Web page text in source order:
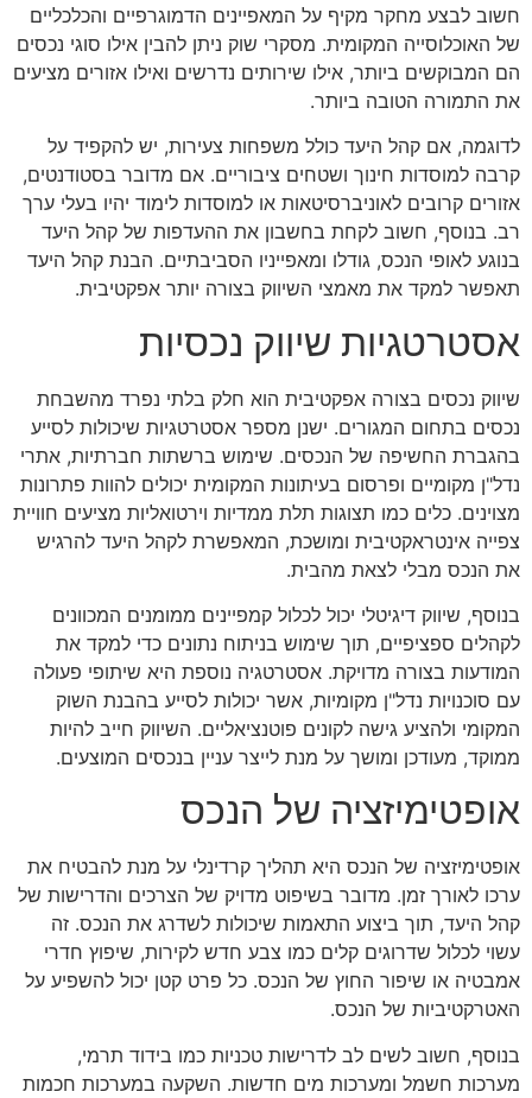
חשוב לבצע מחקר מקיף על המאפיינים הדמוגרפיים והכלכליים
של האוכלוסייה המקומית. מסקרי שוק ניתן להבין אילו סוגי נכסים
הם המבוקשים ביותר, אילו שירותים נדרשים ואילו אזורים מציעים
את התמורה הטובה ביותר.
לדוגמה, אם קהל היעד כולל משפחות צעירות, יש להקפיד על
קרבה למוסדות חינוך ושטחים ציבוריים. אם מדובר בסטודנטים,
אזורים קרובים לאוניברסיטאות או למוסדות לימוד יהיו בעלי ערך
רב. בנוסף, חשוב לקחת בחשבון את ההעדפות של קהל היעד
בנוגע לאופי הנכס, גודלו ומאפייניו הסביבתיים. הבנת קהל היעד
תאפשר למקד את מאמצי השיווק בצורה יותר אפקטיבית.
אסטרטגיות שיווק נכסיות
שיווק נכסים בצורה אפקטיבית הוא חלק בלתי נפרד מהשבחת
נכסים בתחום המגורים. ישנן מספר אסטרטגיות שיכולות לסייע
בהגברת החשיפה של הנכסים. שימוש ברשתות חברתיות, אתרי
נדל"ן מקומיים ופרסום בעיתונות המקומית יכולים להוות פתרונות
מצוינים. כלים כמו תצוגות תלת ממדיות וירטואליות מציעים חוויית
צפייה אינטראקטיבית ומושכת, המאפשרת לקהל היעד להרגיש
את הנכס מבלי לצאת מהבית.
בנוסף, שיווק דיגיטלי יכול לכלול קמפיינים ממומנים המכוונים
לקהלים ספציפיים, תוך שימוש בניתוח נתונים כדי למקד את
המודעות בצורה מדויקת. אסטרטגיה נוספת היא שיתופי פעולה
עם סוכנויות נדל"ן מקומיות, אשר יכולות לסייע בהבנת השוק
המקומי ולהציע גישה לקונים פוטנציאליים. השיווק חייב להיות
ממוקד, מעודכן ומושך על מנת לייצר עניין בנכסים המוצעים.
אופטימיזציה של הנכס
אופטימיזציה של הנכס היא תהליך קרדינלי על מנת להבטיח את
ערכו לאורך זמן. מדובר בשיפוט מדויק של הצרכים והדרישות של
קהל היעד, תוך ביצוע התאמות שיכולות לשדרג את הנכס. זה
עשוי לכלול שדרוגים קלים כמו צבע חדש לקירות, שיפוץ חדרי
אמבטיה או שיפור החוץ של הנכס. כל פרט קטן יכול להשפיע על
האטרקטיביות של הנכס.
בנוסף, חשוב לשים לב לדרישות טכניות כמו בידוד תרמי,
מערכות חשמל ומערכות מים חדשות. השקעה במערכות חכמות